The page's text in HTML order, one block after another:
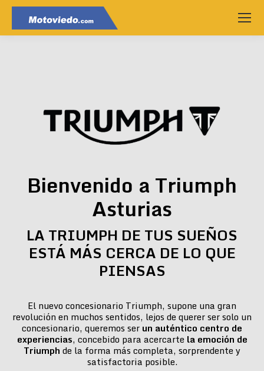
Bienvenido a Triumph
Asturias
LA TRIUMPH DE TUS SUEÑOS
ESTÁ MÁS CERCA DE LO QUE
PIENSAS
El nuevo concesionario Triumph, supone una gran
revolución en muchos sentidos, lejos de querer ser solo un
concesionario, queremos ser un auténtico centro de
experiencias, concebido para acercarte la emoción de
Triumph de la forma más completa, sorprendente y
satisfactoria posible.